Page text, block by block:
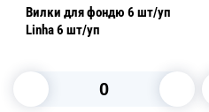
Вилки для фондю 6 шт/уп
Linha 6 шт/уп